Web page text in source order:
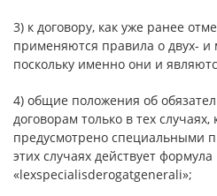
3) к договору, как уже ранее
применяются правила о двух- и
поскольку именно они и
4) общие положения об
договорам только в тех случаях,
предусмотрено специальными
этих случаях действует
«lexspecialisderogatgenerali»;